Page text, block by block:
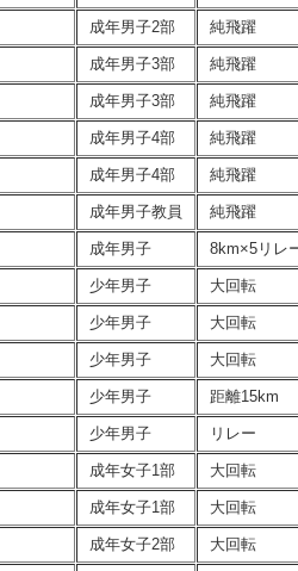
成年男子2部 純飛躍
成年男子3部 純飛躍
成年男子3部 純飛躍
成年男子4部 純飛躍
成年男子4部 純飛躍
成年男子教員 純飛躍
成年男子 8km×5リレ
少年男子 大回転
少年男子 大回転
少年男子 大回転
少年男子 距離15km
少年男子 リレー
成年女子1部 大回転
成年女子1部 大回転
成年女子2部 大回転